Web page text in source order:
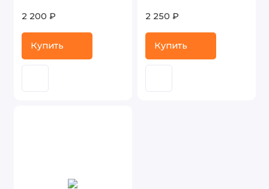
2 200 ₽
Купить
2 250 ₽
Купить